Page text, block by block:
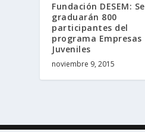
Fundación DESEM: Se
graduarán 800
participantes del
programa Empresas
Juveniles
noviembre 9, 2015